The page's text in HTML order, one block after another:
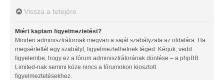
Vissza a tetejére
Miért kaptam figyelmeztetést?
Minden adminisztrátornak megvan a saját szabályzata az oldalára. Ha
megsértettél egy szabályt, figyelmeztethetnek téged. Kérjük, vedd
figyelembe, hogy ez a fórum adminisztrátorának döntése – a phpBB
Limited-nak semmi köze nincs a fórumokon kiosztott
figyelmeztetésekhez.